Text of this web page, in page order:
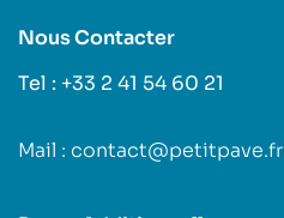
Nous Contacter
Tel : +33 2 41 54 60 21
Mail : contact@petitpave.fr